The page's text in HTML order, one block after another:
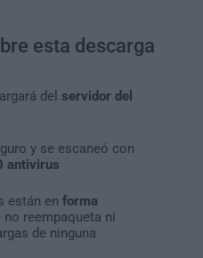
esta descarga
del servidor del
y se escaneó con
antivirus
están en forma
no reempaqueta ni
de ninguna